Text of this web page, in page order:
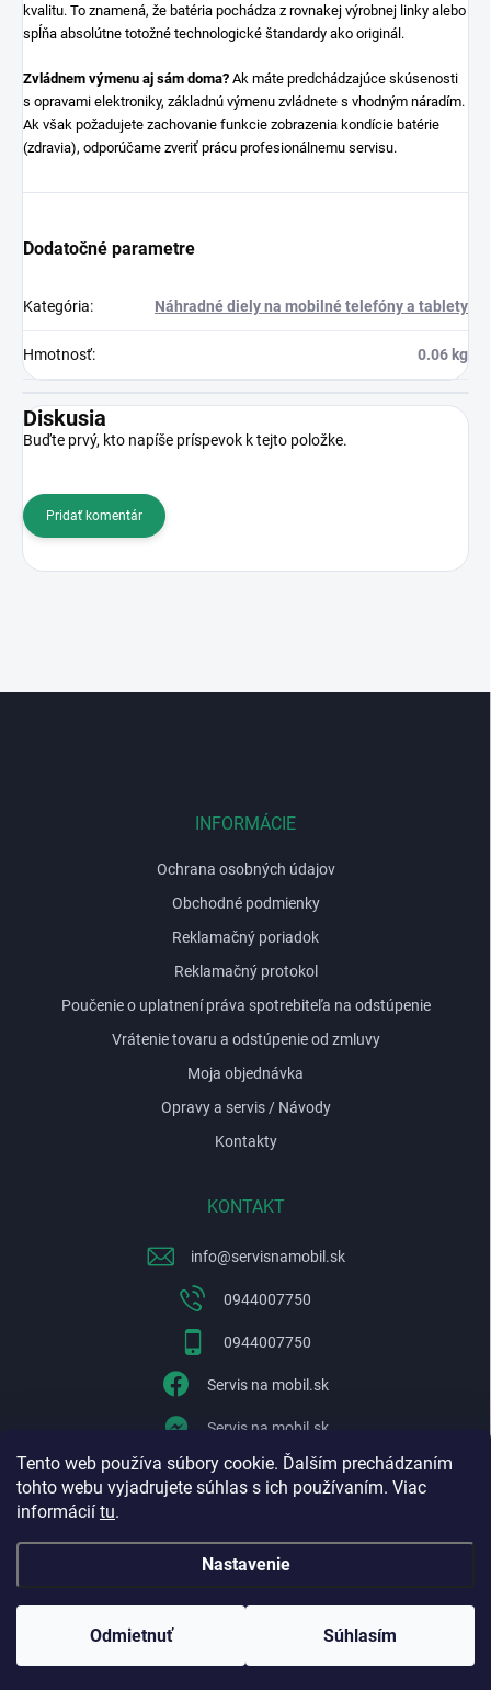
Tento web používa súbory cookie. Ďalším prechádzaním
tohto webu vyjadrujete súhlas s ich používaním. Viac
informácií tu.
Nastavenie
Odmietnuť Súhlasím
kvalitu. To znamená, že batéria pochádza z rovnakej výrobnej linky alebo
spĺňa absolútne totožné technologické štandardy ako originál.
Zvládnem výmenu aj sám doma? Ak máte predchádzajúce skúsenosti
s opravami elektroniky, základnú výmenu zvládnete s vhodným náradím.
Ak však požadujete zachovanie funkcie zobrazenia kondície batérie
(zdravia), odporúčame zveriť prácu profesionálnemu servisu.
Dodatočné parametre
Kategória: Náhradné diely na mobilné telefóny a tablety
Hmotnosť: 0.06 kg
Diskusia
Buďte prvý, kto napíše príspevok k tejto položke.
Pridať komentár
INFORMÁCIE
Ochrana osobných údajov
Obchodné podmienky
Reklamačný poriadok
Reklamačný protokol
Poučenie o uplatnení práva spotrebiteľa na odstúpenie
Vrátenie tovaru a odstúpenie od zmluvy
Moja objednávka
Opravy a servis / Návody
Kontakty
KONTAKT
info@servisnamobil.sk
0944007750
0944007750
Servis na mobil.sk
Servis na mobil.sk
WhatsApp
Servisnamobil.sk. Všetky práva vyhradené.